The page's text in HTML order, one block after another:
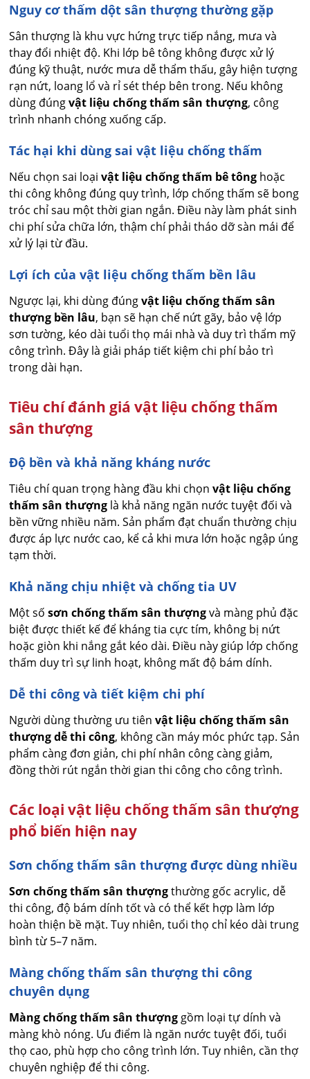
Nguy cơ thấm dột sân thượng thường gặp
Sân thượng là khu vực hứng trực tiếp nắng, mưa và
thay đổi nhiệt độ. Khi lớp bê tông không được xử lý
đúng kỹ thuật, nước mưa dễ thẩm thấu, gây hiện tượng
rạn nứt, loang lổ và rỉ sét thép bên trong. Nếu không
dùng đúngvật liệu chống thấm sân thượng, công
trình nhanh chóng xuống cấp.
Tác hại khi dùng sai vật liệu chống thấm
Nếu chọn sai loạivật liệu chống thấm bê tông hoặc
thi công không đúng quy trình, lớp chống thấm sẽ bong
tróc chỉ sau một thời gian ngắn. Điều này làm phát sinh
chi phí sửa chữa lớn, thậm chí phải tháo dỡ sàn mái để
xử lý lại từ đầu.
Lợi ích của vật liệu chống thấm bền lâu
Ngược lại, khi dùng đúngvật liệu chống thấm sân
thượng bền lâu, bạn sẽ hạn chế nứt gãy, bảo vệ lớp
sơn tường, kéo dài tuổi thọ mái nhà và duy trì thẩm mỹ
công trình. Đây là giải pháp tiết kiệm chi phí bảo trì
trong dài hạn.
Tiêu chí đánh giá vật liệu chống thấm
sân thượng
Độ bền và khả năng kháng nước
Tiêu chí quan trọng hàng đầu khi chọnvật liệu chống
thấm sân thượng là khả năng ngăn nước tuyệt đối và
bền vững nhiều năm. Sản phẩm đạt chuẩn thường chịu
được áp lực nước cao, kể cả khi mưa lớn hoặc ngập úng
tạm thời.
Khả năng chịu nhiệt và chống tia UV
Một sốsơn chống thấm sân thượngvà màng phủ đặc
biệt được thiết kế để kháng tia cực tím, không bị nứt
hoặc giòn khi nắng gắt kéo dài. Điều này giúp lớp chống
thấm duy trì sự linh hoạt, không mất độ bám dính.
Dễ thi công và tiết kiệm chi phí
Người dùng thường ưu tiênvật liệu chống thấm sân
thượng dễ thi công, không cần máy móc phức tạp. Sản
phẩm càng đơn giản, chi phí nhân công càng giảm,
đồng thời rút ngắn thời gian thi công cho công trình.
Các loại vật liệu chống thấm sân thượng
phổ biến hiện nay
Sơn chống thấm sân thượng được dùng nhiều
Sơn chống thấm sân thượngthường gốc acrylic, dễ
thi công, độ bám dính tốt và có thể kết hợp làm lớp
hoàn thiện bề mặt. Tuy nhiên, tuổi thọ chỉ kéo dài trung
bình từ 5–7 năm.
Màng chống thấm sân thượng thi công
chuyên dụng
Màng chống thấm sân thượng gồm loại tự dính và
màng khò nóng. Ưu điểm là ngăn nước tuyệt đối, tuổi
thọ cao, phù hợp cho công trình lớn. Tuy nhiên, cần thợ
chuyên nghiệp để thi công.